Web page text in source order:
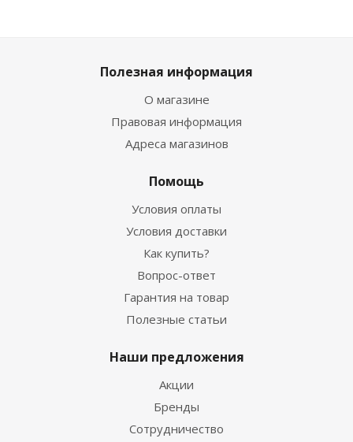
Полезная информация
О магазине
Правовая информация
Адреса магазинов
Помощь
Условия оплаты
Условия доставки
Как купить?
Вопрос-ответ
Гарантия на товар
Полезные статьи
Наши предложения
Акции
Бренды
Сотрудничество